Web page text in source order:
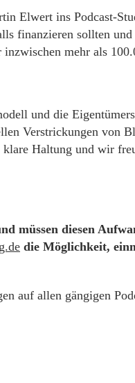
Elwert ins Podcast-
finanzieren sollten
mehr als
und die
Verstrickungen von
Haltung und wir
diesen
die Möglichkeit,
auf allen gängigen